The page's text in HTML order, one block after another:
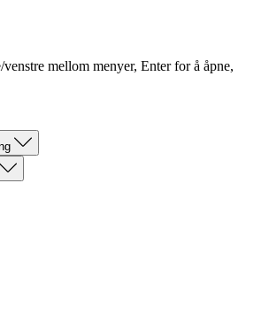
mellom menyer, Enter for å åpne,